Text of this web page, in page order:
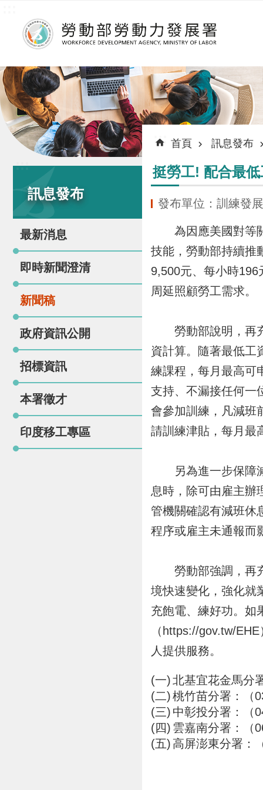
:::
訊息發布
最新消息
即時新聞澄清
新聞稿
政府資訊公開
招標資訊
本署徵才
印度移工專區
::: 首頁 訊息發布
挺勞工! 配合最
發布單位：訓練發
為因應美國對等關
技能，勞動部持續推
9,500元、每小時
周延照顧勞工需求。
勞動部說明，再充
資計算。隨著最低工
練課程，每月最高可
支持、不漏接任何一
會參加訓練，凡減班
請訓練津貼，每月最
另為進一步保障減
息時，除可由雇主辦
管機關確認有減班休
程序或雇主未通報而
勞動部強調，再充
境快速變化，強化就
充飽電、練好功。如
（https://gov.tw/
人提供服務。
北基宜花金馬分
桃竹苗分署：（
中彰投分署：（
雲嘉南分署：（
高屏澎東分署：